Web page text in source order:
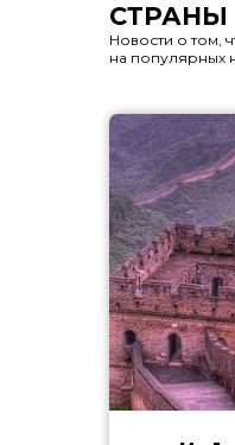
СТРАНЫ
Новости о том,
на популярных